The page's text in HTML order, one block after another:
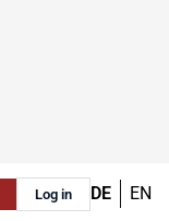
Log in DE EN